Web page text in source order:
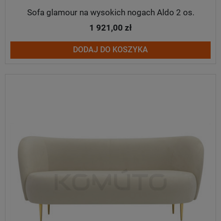
Sofa glamour na wysokich nogach Aldo 2 os.
1 921,00 zł
DODAJ DO KOSZYKA